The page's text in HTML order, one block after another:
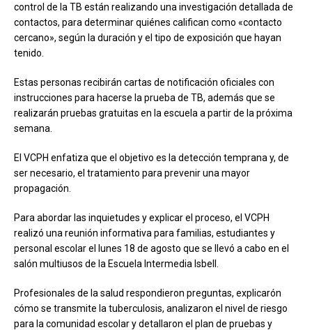
control de la TB están realizando una investigación detallada de
contactos, para determinar quiénes califican como «contacto
cercano», según la duración y el tipo de exposición que hayan
tenido.
Estas personas recibirán cartas de notificación oficiales con
instrucciones para hacerse la prueba de TB, además que se
realizarán pruebas gratuitas en la escuela a partir de la próxima
semana.
El VCPH enfatiza que el objetivo es la detección temprana y, de
ser necesario, el tratamiento para prevenir una mayor
propagación.
Para abordar las inquietudes y explicar el proceso, el VCPH
realizó una reunión informativa para familias, estudiantes y
personal escolar el lunes 18 de agosto que se llevó a cabo en el
salón multiusos de la Escuela Intermedia Isbell.
Profesionales de la salud respondieron preguntas, explicarón
cómo se transmite la tuberculosis, analizaron el nivel de riesgo
para la comunidad escolar y detallaron el plan de pruebas y